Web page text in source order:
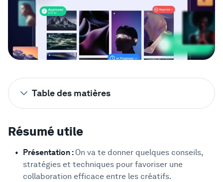
Entreprise
Sécurité
Apprendre
Table des matières
Tu veux maîtriser la collaboration
Pourquoi nous écouter ?
4 C'est quoi, la collaboration créative ?
Résumé utile
Présentation : On va te donner quelques conseils,
stratégies et techniques pour favoriser une
collaboration efficace entre les créatifs.